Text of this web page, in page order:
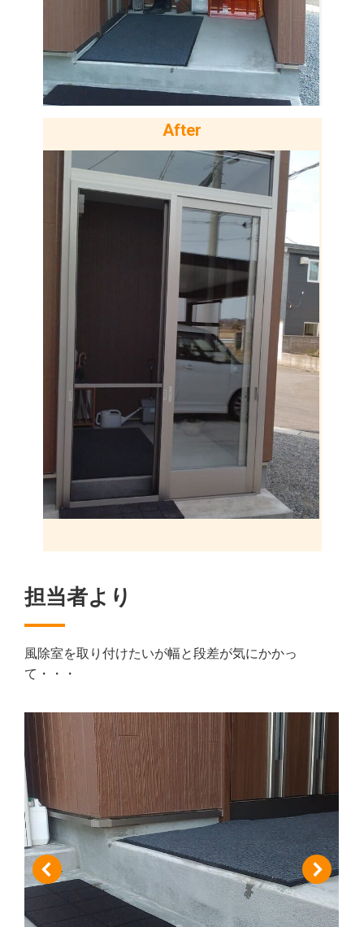
After
担当者より
風除室を取り付けたいが幅と段差が気にかかっ
て・・・